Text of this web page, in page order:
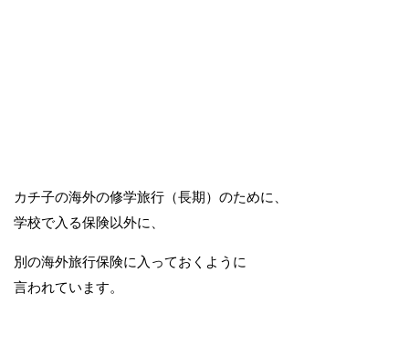
カチ子の海外の修学旅行（長期）のために、
学校で入る保険以外に、
別の海外旅行保険に入っておくように
言われています。